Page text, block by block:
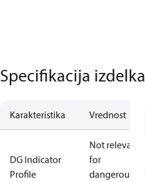
Specifikacija izdelka
Karakteristika Vrednost
DG Indicator
Profile
Not relevant
for
dangerous